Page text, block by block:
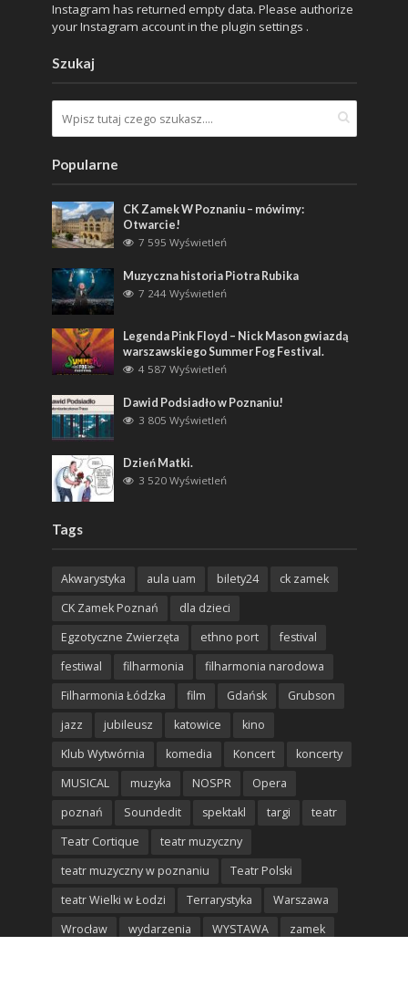
Instagram has returned empty data. Please authorize
your Instagram account in the plugin settings .
Szukaj
Popularne
CK Zamek W Poznaniu – mówimy:
Otwarcie!
7 595 Wyświetleń
Muzyczna historia Piotra Rubika
7 244 Wyświetleń
Legenda Pink Floyd – Nick Mason gwiazdą
warszawskiego Summer Fog Festival.
4 587 Wyświetleń
Dawid Podsiadło w Poznaniu!
3 805 Wyświetleń
Dzień Matki.
3 520 Wyświetleń
Tags
Akwarystyka aula uam bilety24
ck zamek
CK Zamek Poznań
dla dzieci
Egzotyczne Zwierzęta
ethno port
festival
festiwal
filharmonia
filharmonia narodowa
Filharmonia Łódzka
film Gdańsk
Grubson
jazz
jubileusz katowice
kino
Klub Wytwórnia
komedia Koncert
koncerty
MUSICAL
muzyka NOSPR
Opera
poznań
Soundedit spektakl targi
teatr
Teatr Cortique
teatr muzyczny
teatr muzyczny w poznaniu
Teatr Polski
teatr Wielki w Łodzi
Terrarystyka
Warszawa
Wrocław
wydarzenia WYSTAWA
zamek